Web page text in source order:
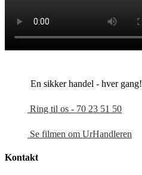
En sikker handel - hver gang!
Ring til os - 70 23 51 50
Se filmen om UrHandleren
Kontakt